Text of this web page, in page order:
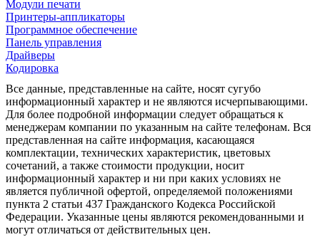
Модули печати
Принтеры-аппликаторы
Программное обеспечение
Панель управления
Драйверы
Кодировка
Все данные, представленные на сайте, носят сугубо
информационный характер и не являются исчерпывающими.
Для более подробной информации следует обращаться к
менеджерам компании по указанным на сайте телефонам. Вся
представленная на сайте информация, касающаяся
комплектации, технических характеристик, цветовых
сочетаний, а также стоимости продукции, носит
информационный характер и ни при каких условиях не
является публичной офертой, определяемой положениями
пункта 2 статьи 437 Гражданского Кодекса Российской
Федерации. Указанные цены являются рекомендованными и
могут отличаться от действительных цен.